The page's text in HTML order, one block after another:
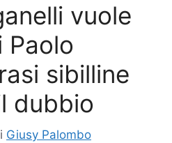
vuole
Paolo
sibilline
dubbio
Giusy Palombo